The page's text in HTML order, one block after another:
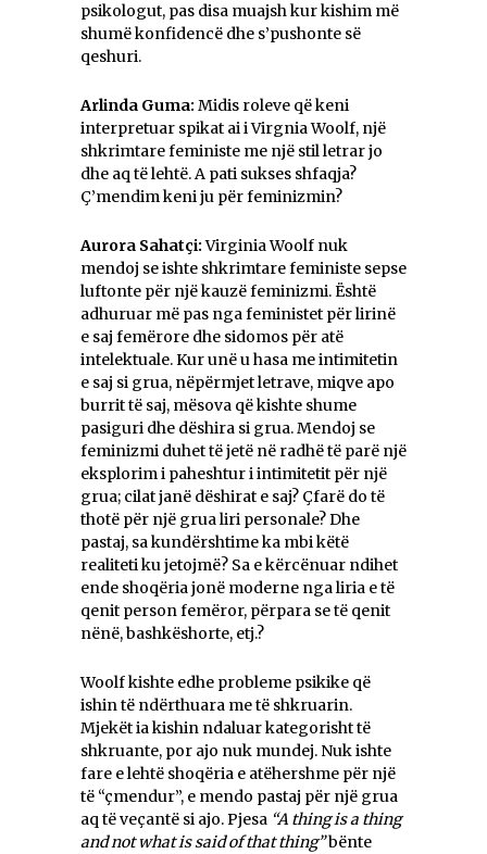
psikologut, pas disa muajsh kur kishim më
shumë konfidencë dhe s’pushonte së
qeshuri.
Arlinda Guma: Midis roleve që keni
interpretuar spikat ai i Virgnia Woolf, një
shkrimtare feministe me një stil letrar jo
dhe aq të lehtë. A pati sukses shfaqja?
Ç’mendim keni ju për feminizmin?
Aurora Sahatçi:Virginia Woolf nuk
mendoj se ishte shkrimtare feministe sepse
luftonte për një kauzë feminizmi. Është
adhuruar më pas nga feministet për lirinë
e saj femërore dhe sidomos për atë
intelektuale. Kur unë u hasa me intimitetin
e saj si grua, nëpërmjet letrave, miqve apo
burrit të saj, mësova që kishte shume
pasiguri dhe dëshira si grua. Mendoj se
feminizmi duhet të jetë në radhë të parë një
eksplorim i paheshtur i intimitetit për një
grua; cilat janë dëshirat e saj? Çfarë do të
thotë për një grua liri personale? Dhe
pastaj, sa kundërshtime ka mbi këtë
realiteti ku jetojmë? Sa e kërcënuar ndihet
ende shoqëria jonë moderne nga liria e të
qenit person femëror, përpara se të qenit
nënë, bashkëshorte, etj.?
Woolf kishte edhe probleme psikike që
ishin të ndërthuara me të shkruarin.
Mjekët ia kishin ndaluar kategorisht të
shkruante, por ajo nuk mundej. Nuk ishte
fare e lehtë shoqëria e atëhershme për një
të “çmendur”, e mendo pastaj për një grua
aq të veçantë si ajo. Pjesa “A thing is a thing
and not what is said of that thing”bënte